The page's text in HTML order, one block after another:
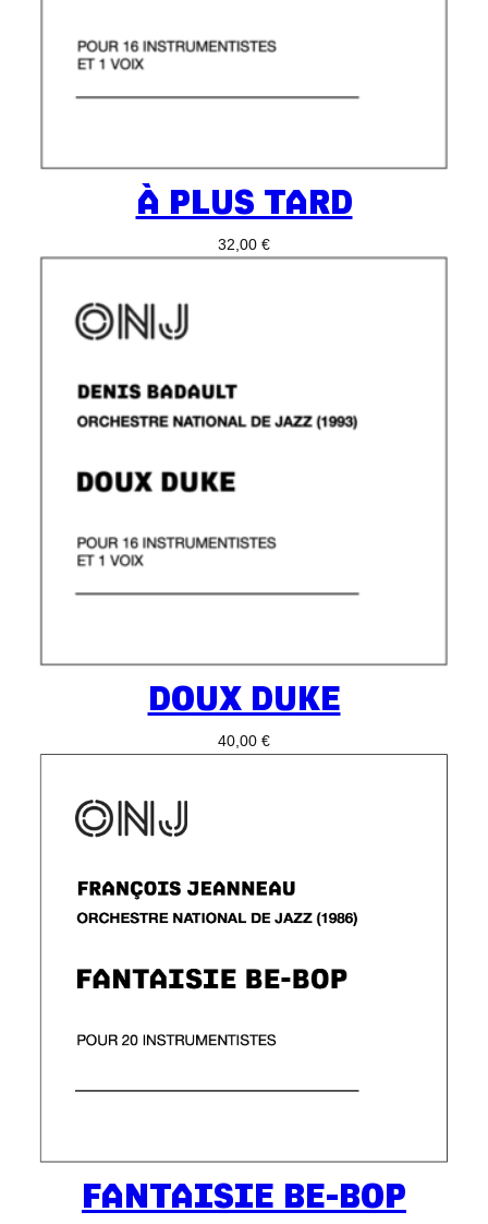
À PLUS TARD
32,00 €
DOUX DUKE
40,00 €
FANTAISIE BE-BOP